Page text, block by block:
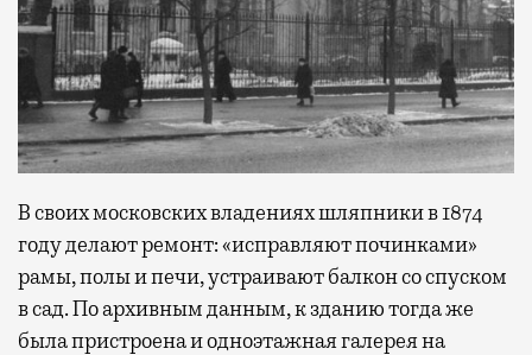
В своих московских владениях шляпники в 1874
году делают ремонт: «исправляют починками»
рамы, полы и печи, устраивают балкон со спуском
в сад. По архивным данным, к зданию тогда же
была пристроена и одноэтажная галерея на